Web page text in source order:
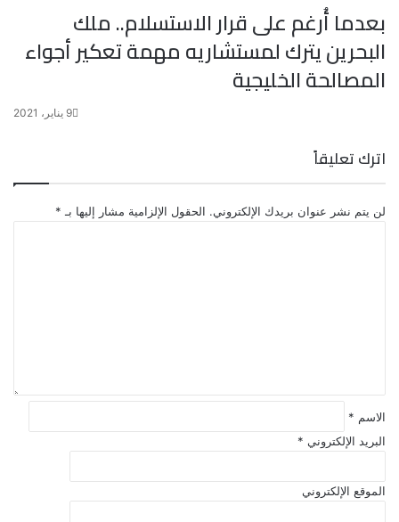
بعدما أُرغم على قرار الاستسلام.. ملك
البحرين يترك لمستشاريه مهمة تعكير أجواء
المصالحة الخليجية
9 يناير، 2021
اترك تعليقاً
لن يتم نشر عنوان بريدك الإلكتروني. الحقول الإلزامية مشار إليها بـ *
الاسم *
البريد الإلكتروني *
الموقع الإلكتروني